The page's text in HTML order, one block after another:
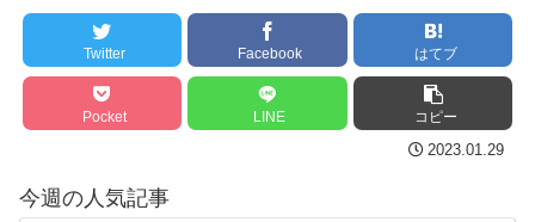
ティーを追放され復讐に生
きるようです ～仕返し？ ざ
まぁ？ 人として幸せに生き
ることで相手に復讐します
が、何か？～ その2 NEW!
クレバテスⅡ-魔獣の王と
Ｗ杯１次Ｌ敗退の韓国 議員
が「なぜ負けたのか？」ソ
ン・フンミン先発落ちは
「監督の報復」
Twitter Facebook はてブ
Pocket LINE コピー
2023.01.29
今週の人気記事